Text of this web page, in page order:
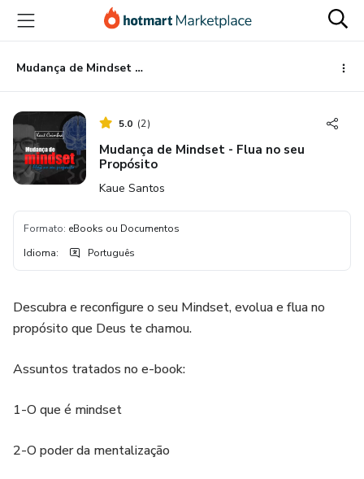
para
conteúdo
principal
para
pagamento
para
rodapé
Mudança de Mindset - Flua no seu Propósito
5.0 (2)
Mudança de Mindset - Flua no seu
Propósito
Kaue Santos
Formato: eBooks ou Documentos
Idioma: Português
Descubra e reconfigure o seu Mindset, evolua e flua no
propósito que Deus te chamou.
Assuntos tratados no e-book:
1-O que é mindset
2-O poder da mentalização